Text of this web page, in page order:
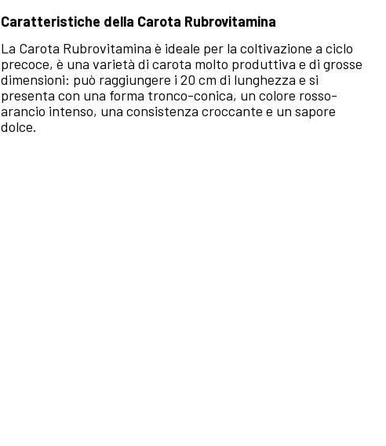
Caratteristiche della Carota Rubrovitamina
La Carota Rubrovitamina è ideale per la coltivazione a ciclo
precoce, è una varietà di carota molto produttiva e di grosse
dimensioni: può raggiungere i 20 cm di lunghezza e si
presenta con una forma tronco-conica, un colore rosso-
arancio intenso, una consistenza croccante e un sapore
dolce.